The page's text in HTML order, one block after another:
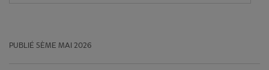
PUBLIÉ 5ÈME MAI 2026